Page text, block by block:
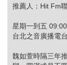
推薦人：Hit Fm
星期一到五
台北之音廣播電
魏如萱時隔三年